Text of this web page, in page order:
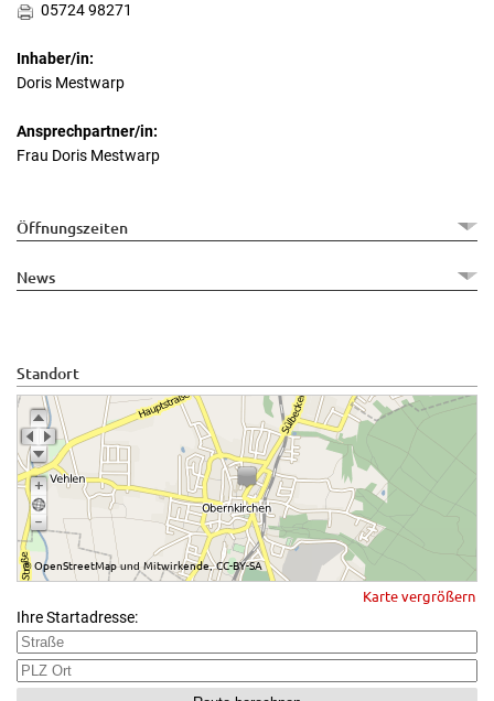
05724 98271
Inhaber/in:
Doris Mestwarp
Ansprechpartner/in:
Frau Doris Mestwarp
Öffnungszeiten
News
Standort
©OpenStreetMapund Mitwirkende,CC-BY-SA
Karte vergrößern
Ihre Startadresse: